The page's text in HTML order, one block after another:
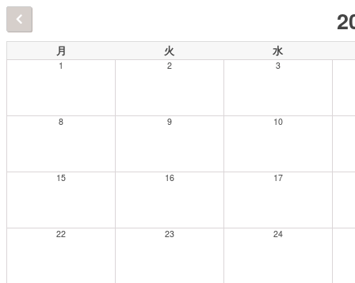
月 火 水
1 2 3
8 9 10
15 16 17
22 23 24